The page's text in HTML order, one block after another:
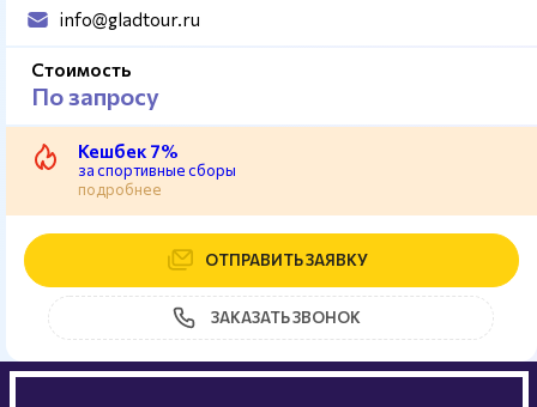
info@gladtour.ru
Стоимость
По запросу
Кешбек 7%
за спортивные сборы
подробнее
ОТПРАВИТЬ ЗАЯВКУ
ЗАКАЗАТЬ ЗВОНОК